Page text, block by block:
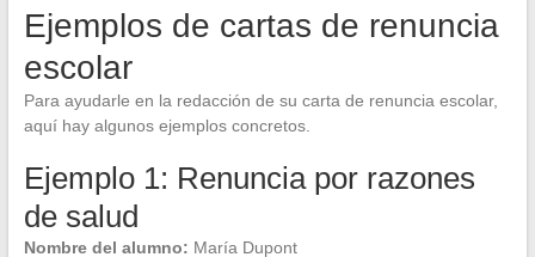
Ejemplos de cartas de renuncia
escolar
Para ayudarle en la redacción de su carta de renuncia escolar,
aquí hay algunos ejemplos concretos.
Ejemplo 1: Renuncia por razones
de salud
Nombre del alumno: María Dupont